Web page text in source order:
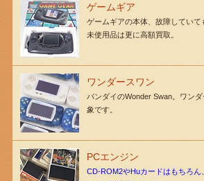
ゲームギア
ゲームギアの本体、故障していて
未使用品は更に高額買取。
ワンダースワン
バンダイのWonder Swan。ワン
象です。
PCエンジン
CD-ROM2やHuカードはもちろん